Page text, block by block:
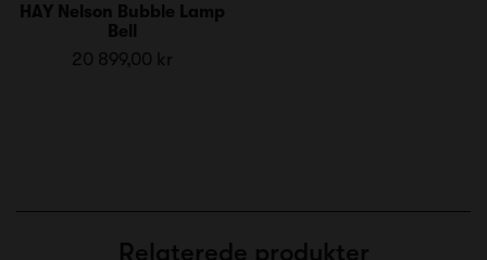
HAY Nelson Bubble Lamp
Bell
20 899,00 kr
Relaterede produkter